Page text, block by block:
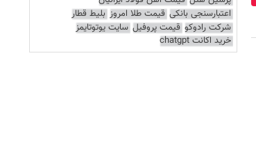
اعتبارسنجی بانکی قیمت طلا امروز بلیط قطار
شرکت رادوکو قیمت پروفیل سایت یوتوتایمز
خرید اکانت chatgpt